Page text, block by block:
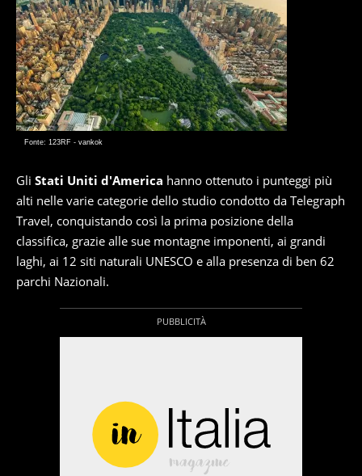
Fonte: 123RF - vankok
Gli Stati Uniti d'America hanno ottenuto i punteggi più
alti nelle varie categorie dello studio condotto da Telegraph
Travel, conquistando così la prima posizione della
classifica, grazie alle sue montagne imponenti, ai grandi
laghi, ai 12 siti naturali UNESCO e alla presenza di ben 62
parchi Nazionali.